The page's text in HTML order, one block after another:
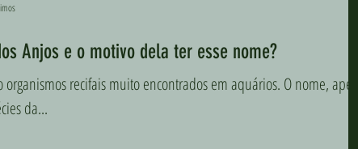
Anjos e o motivo dela ter esse nome?
recifais muito encontrados em aquários. O nome, apesar
da...